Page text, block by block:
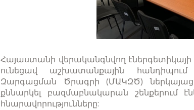
Հայաստանի վերականգնվող
ունեցավ աշխատանքային
Զարգացման Ծրագրի (ՄԱԿԶԾ)
քննարկել բազմաբնակարան շենքերում
հնարավորությունները: